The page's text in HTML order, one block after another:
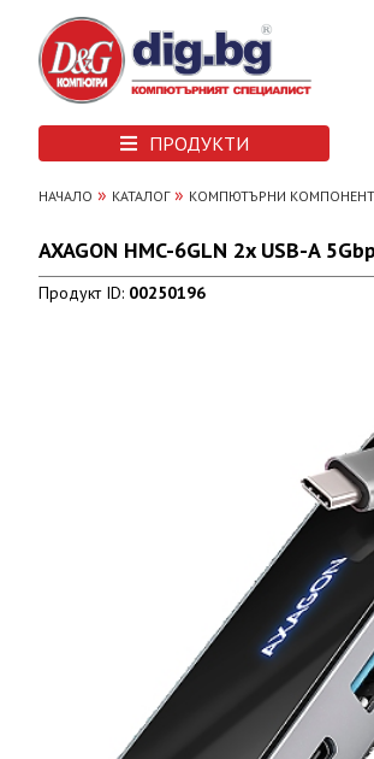
ПРОДУКТИ
НАЧАЛО » КАТАЛОГ» КОМПЮТЪРНИ
AXAGON HMC-6GLN 2x USB-A
Продукт ID: 00250196